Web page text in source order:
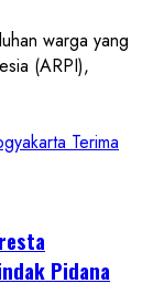
warga yang
(ARPI),
Terima
Pidana